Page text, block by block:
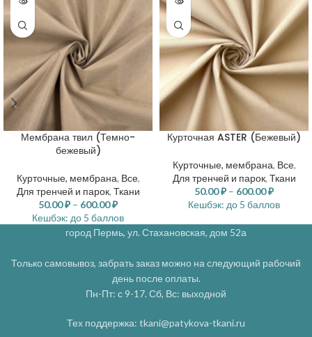
Мембрана твил (Темно-
бежевый)
Курточные, мембрана, Все,
Для тренчей и парок, Ткани
50.00₽ – 600.00₽
Кешбэк: до 5 баллов
Курточная ASTER (Бежевый)
Курточные, мембрана, Все,
Для тренчей и парок, Ткани
50.00₽ – 600.00₽
Кешбэк: до 5 баллов
город Пермь, ул. Стахановская, дом 52а
Только самовывоз, забрать заказ можно на следующий рабочий
день после оплаты.
Пн-Пт: с 9-17. Сб, Вс: выходной
Тех поддержка: tkani@patykova-tkani.ru